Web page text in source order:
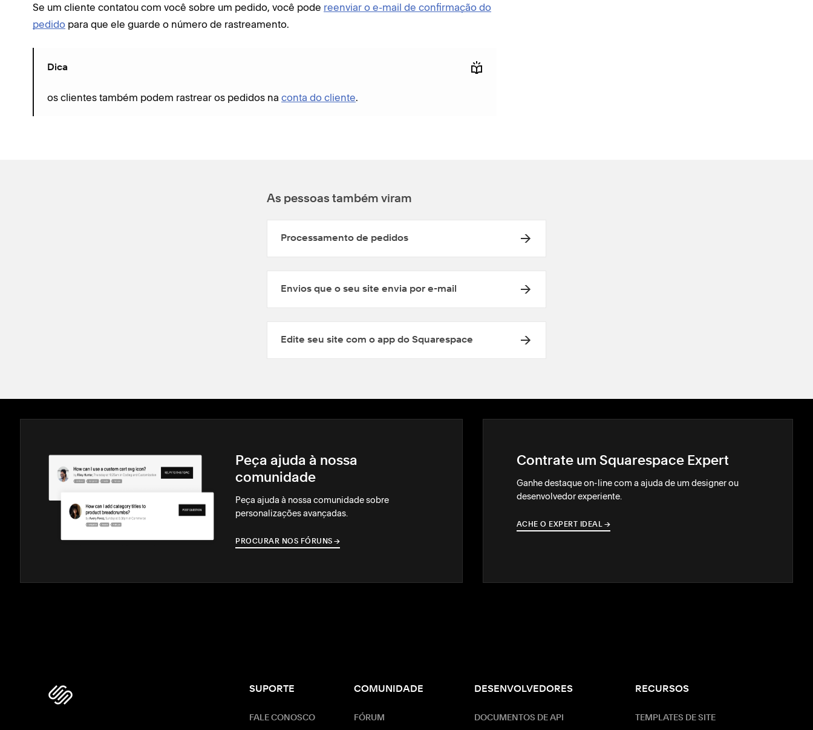
Se um cliente contatou com você sobre um pedido, você pode reenviar o e-mail de confirmação do
pedido para que ele guarde o número de rastreamento.
Dica
os clientes também podem rastrear os pedidos na conta do cliente.
As pessoas também viram
Processamento de pedidos
Envios que o seu site envia por e-mail
Edite seu site com o app do Squarespace
Peça ajuda à nossa
comunidade
Peça ajuda à nossa comunidade sobre
personalizações avançadas.
PROCURAR NOS FÓRUNS →
→
Contrate um Squarespace Expert
Ganhe destaque on-line com a ajuda de um designer ou
desenvolvedor experiente.
ACHE O EXPERT IDEAL →
→
SUPORTE
FALE CONOSCO
COMUNIDADE
FÓRUM
DESENVOLVEDORES
DOCUMENTOS DE API
RECURSOS
TEMPLATES DE SITE